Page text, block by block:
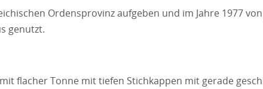
Ordensprovinz aufgeben und im Jahre 1977
genutzt.
flacher Tonne mit tiefen Stichkappen mit gerade